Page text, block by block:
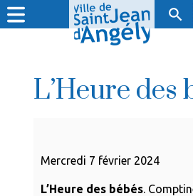
L’Heure des
Mercredi 7 février 2024
L’Heure des bébés.